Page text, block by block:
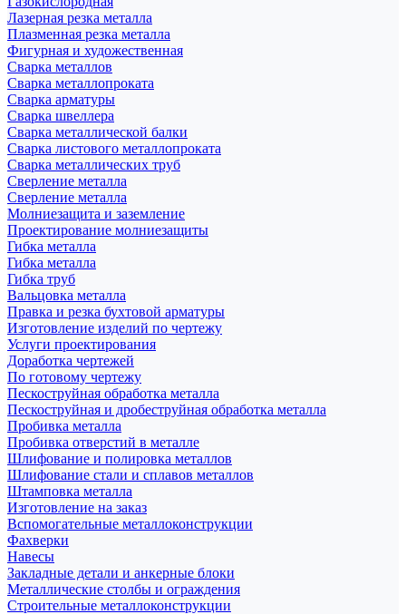
Лазерная резка металла
Плазменная резка металла
Фигурная и художественная
Сварка металлов
Сварка металлопроката
Сварка арматуры
Сварка швеллера
Сварка металлической балки
Сварка листового металлопроката
Сварка металлических труб
Сверление металла
Сверление металла
Молниезащита и заземление
Проектирование молниезащиты
Гибка металла
Гибка металла
Гибка труб
Вальцовка металла
Правка и резка бухтовой арматуры
Изготовление изделий по чертежу
Услуги проектирования
Доработка чертежей
По готовому чертежу
Пескоструйная обработка металла
Пескоструйная и дробеструйная обработка металла
Пробивка металла
Пробивка отверстий в металле
Шлифование и полировка металлов
Шлифование стали и сплавов металлов
Штамповка металла
Изготовление на заказ
Вспомогательные металлоконструкции
Фахверки
Навесы
Закладные детали и анкерные блоки
Металлические столбы и ограждения
Строительные металлоконструкции